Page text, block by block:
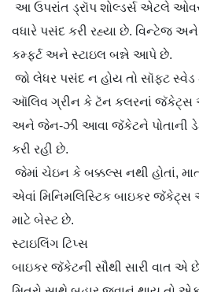
આ ઉપરાંત ડ્રૉપ શોલ્ડર્સ એટલે
વધારે પસંદ કરી રહ્યા છે. વિન્ટેજ
કમ્ફર્ટ અને સ્ટાઇલ બન્ને આપે છે.
જો લેધર પસંદ ન હોય તો સૉફ્ટ સ્વેડ
ઑલિવ ગ્રીન કે ટૅન કલરનાં જૅકેટ્સ
અને જેન-ઝી આવા જૅકેટને પોતાની
કરી રહી છે.
જેમાં ચેઇન કે બક્કલ્સ નથી હોતાં,
એવાં મિનિમલિસ્ટિક બાઇકર જૅકેટ્સ
માટે બેસ્ટ છે.
સ્ટાઇલિંગ ટિપ્સ
બાઇકર જૅકેટની સૌથી સારી વાત